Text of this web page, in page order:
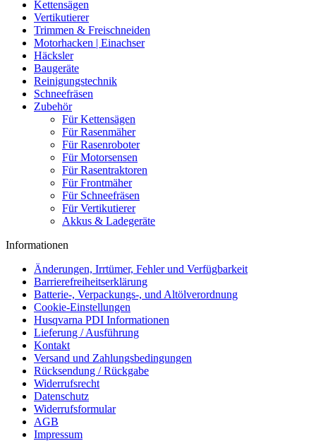
Kettensägen
Vertikutierer
Trimmen & Freischneiden
Motorhacken | Einachser
Häcksler
Baugeräte
Reinigungstechnik
Schneefräsen
Zubehör
Für Kettensägen
Für Rasenmäher
Für Rasenroboter
Für Motorsensen
Für Rasentraktoren
Für Frontmäher
Für Schneefräsen
Für Vertikutierer
Akkus & Ladegeräte
Informationen
Änderungen, Irrtümer, Fehler und Verfügbarkeit
Barrierefreiheitserklärung
Batterie-, Verpackungs-, und Altölverordnung
Cookie-Einstellungen
Husqvarna PDI Informationen
Lieferung / Ausführung
Kontakt
Versand und Zahlungsbedingungen
Rücksendung / Rückgabe
Widerrufsrecht
Datenschutz
Widerrufsformular
AGB
Impressum